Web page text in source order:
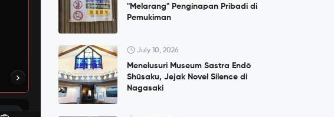
"Melarang" Penginapan Pribadi di
Pemukiman
July 10, 2026
Menelusuri Museum Sastra Endō
Shūsaku, Jejak Novel Silence di
Nagasaki